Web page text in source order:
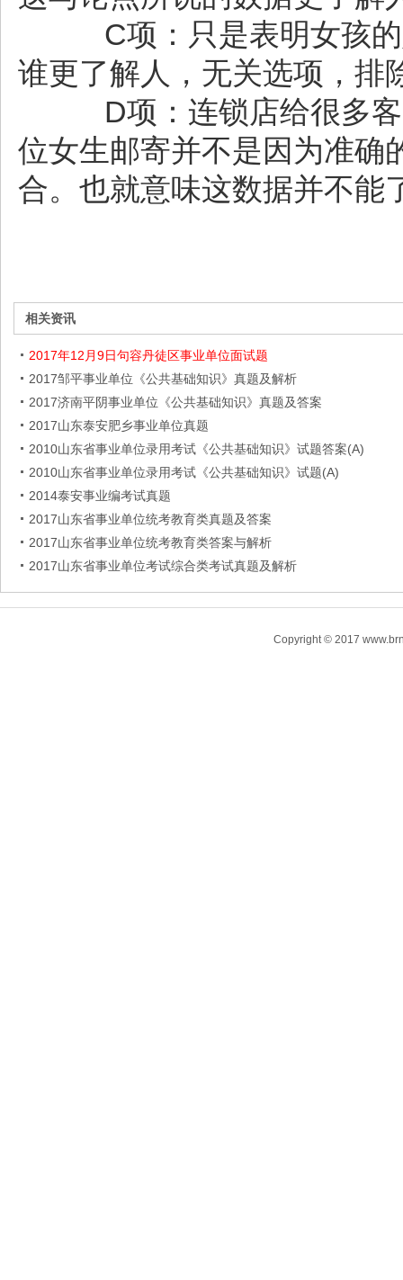
C项：只是表明女孩的
谁更了解人，无关选项，排
D项：连锁店给很多客
位女生邮寄并不是因为准确
合。也就意味这数据并不能
相关资讯
2017年12月9日句容丹徒区事业单位面试题
2017邹平事业单位《公共基础知识》真题及解析
2017济南平阴事业单位《公共基础知识》真题及答案
2017山东泰安肥乡事业单位真题
2010山东省事业单位录用考试《公共基础知识》试题答案(A)
2010山东省事业单位录用考试《公共基础知识》试题(A)
2014泰安事业编考试真题
2017山东省事业单位统考教育类真题及答案
2017山东省事业单位统考教育类答案与解析
2017山东省事业单位考试综合类考试真题及解析
Copyright © 2017